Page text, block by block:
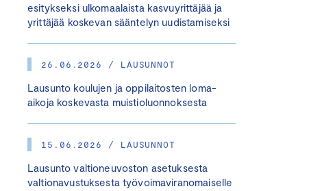
esitykseksi ulkomaalaista kasvuyrittäjää ja
yrittäjää koskevan sääntelyn uudistamiseksi
26.06.2026 / LAUSUNNOT
Lausunto koulujen ja oppilaitosten loma-
aikoja koskevasta muistioluonnoksesta
15.06.2026 / LAUSUNNOT
Lausunto valtioneuvoston asetuksesta
valtionavustuksesta työvoimaviranomaiselle